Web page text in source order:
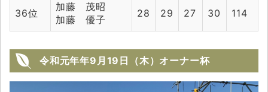
36位
加藤 茂昭
加藤 優子
28 29 27 30 114
令和元年年9月19日（木）オーナー杯